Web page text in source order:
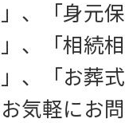
、「身元保
、「相続相
」、「お葬
気軽にお